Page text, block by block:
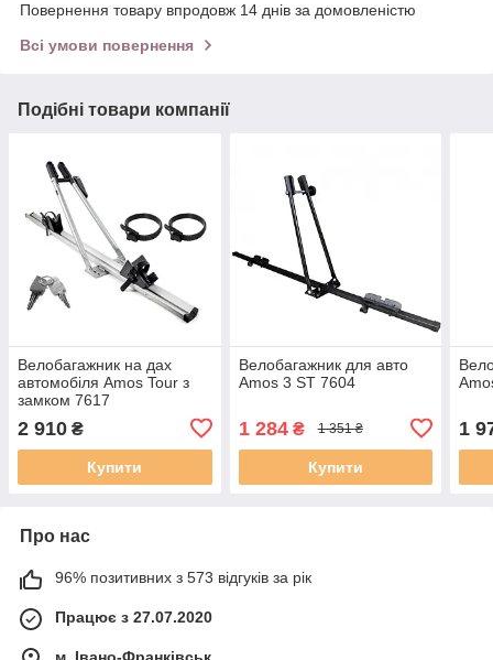
Повернення товару впродовж 14 днів за домовленістю
Всі умови повернення
Подібні товари компанії
Велобагажник на дах
автомобіля Amos Tour з
замком 7617
2 910 ₴
Купити
Велобагажник для авто
Amos 3 ST 7604
1 284₴ 1 351 ₴
Купити
1
Про нас
96% позитивних з 573 відгуків за рік
Працює з 27.07.2020